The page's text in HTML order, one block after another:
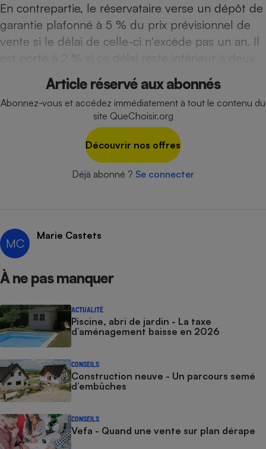
En contrepartie, le réservataire verse un dépôt de
garantie plafonné à 5 % du prix prévisionnel de
vente si le délai de celle-ci n'excède pas un an. Il
est porté à 2 % si ce délai reste inférieur à deux
Article réservé aux abonnés
Abonnez-vous et accédez immédiatement à tout le contenu du
site QueChoisir.org
Découvrir nos offres
Déjà abonné ? Se connecter
MC
Marie Castets
À ne pas manquer
ACTUALITÉ
Piscine, abri de jardin - La taxe
d’aménagement baisse en 2026
CONSEILS
Construction neuve - Un parcours semé
d’embûches
CONSEILS
Vefa - Quand une vente sur plan dérape
Cafetière à expressos
Robot ménager